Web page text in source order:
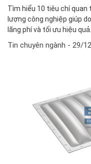
Tìm hiểu 10 tiêu chí
lượng công nghiệp giúp
lãng phí và tối ưu hiệu quả...
Tin chuyên ngành - 29/